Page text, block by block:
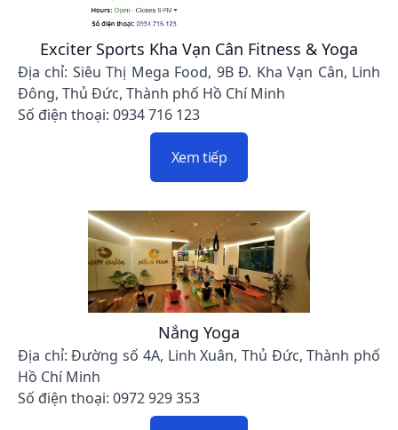
Exciter Sports Kha Vạn Cân Fitness & Yoga
Địa chỉ: Siêu Thị Mega Food, 9B Đ. Kha Vạn Cân, Linh
Đông, Thủ Đức, Thành phố Hồ Chí Minh
Số điện thoại: 0934 716 123
Xem tiếp
Nắng Yoga
Địa chỉ: Đường số 4A, Linh Xuân, Thủ Đức, Thành phố
Hồ Chí Minh
Số điện thoại: 0972 929 353